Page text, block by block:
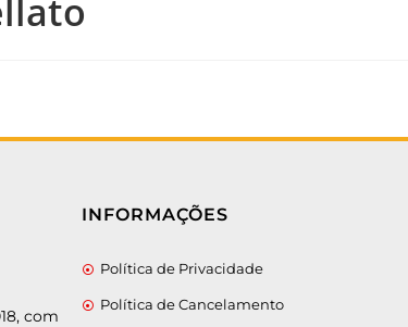
com
INFORMAÇÕES
Política de Privacidade
Política de Cancelamento